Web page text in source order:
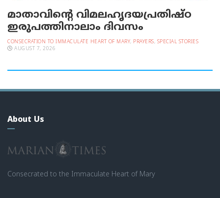
മാതാവിന്റെ വിമലഹൃദയപ്രതിഷ്ഠ
ഇരുപത്തിനാലാം ദിവസം
CONSECRATION TO IMMACULATE HEART OF MARY, PRAYERS, SPECIAL STORIES
AUGUST 7, 2026
About Us
Consecrated to the Immaculate Heart of Mary